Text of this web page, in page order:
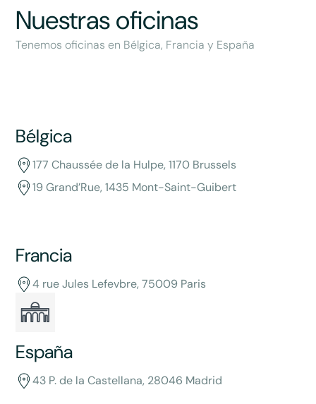
Nuestras oficinas
Tenemos oficinas en Bélgica, Francia y España
Bélgica
177 Chaussée de la Hulpe, 1170 Brussels
19 Grand’Rue, 1435 Mont-Saint-Guibert
Francia
4 rue Jules Lefevbre, 75009 Paris
España
43 P. de la Castellana, 28046 Madrid